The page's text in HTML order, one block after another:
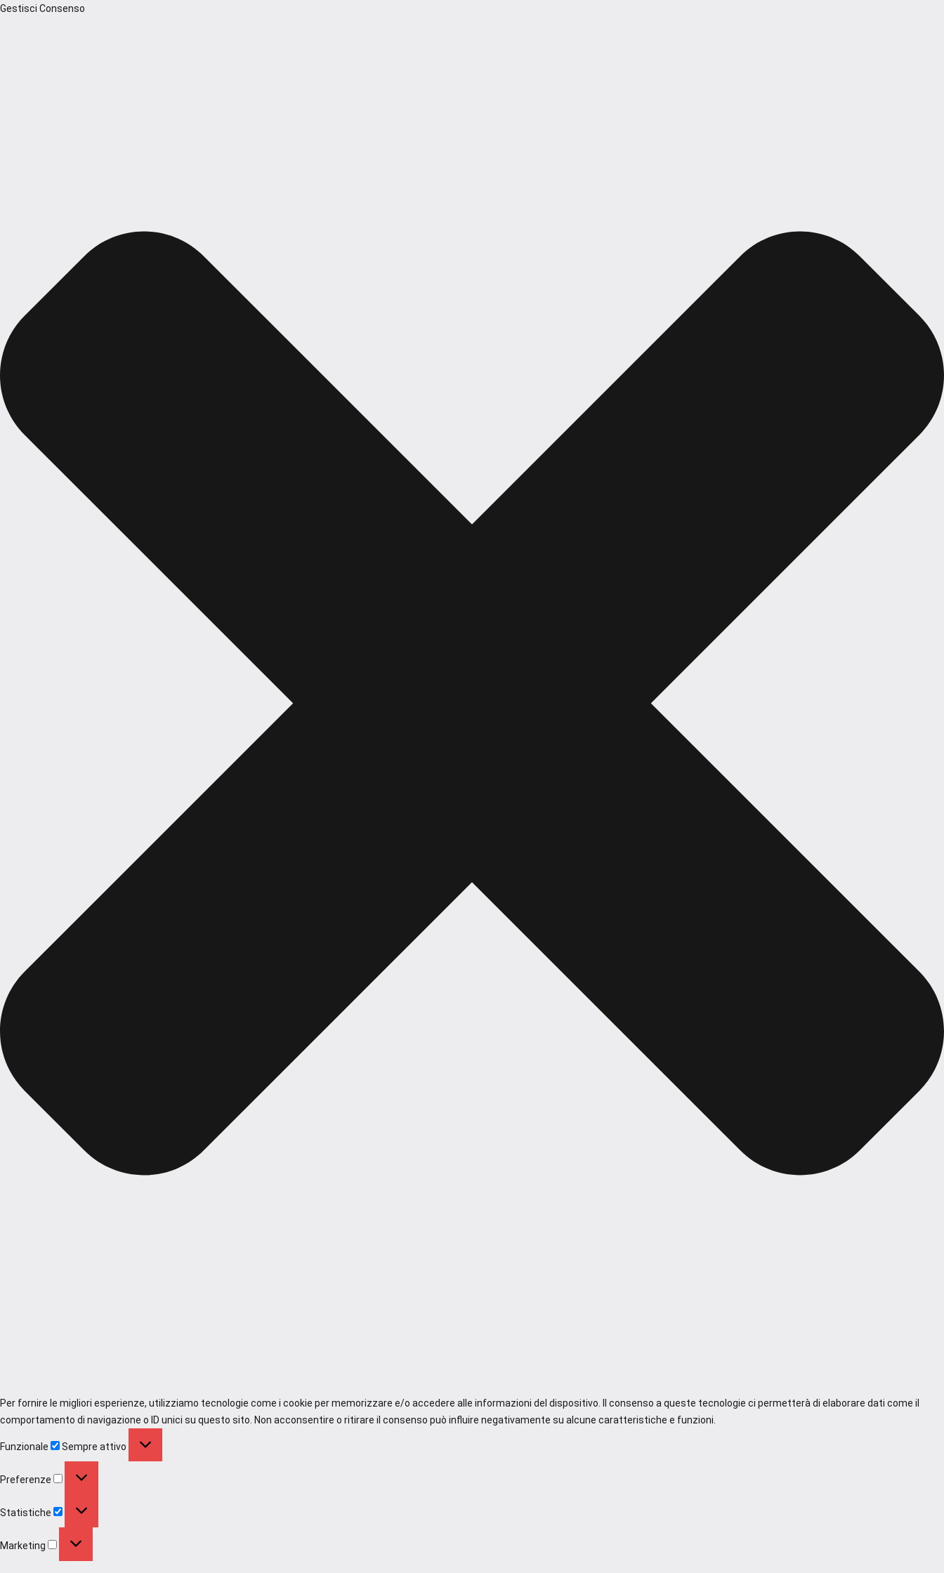
Gestisci Consenso
Per fornire le migliori esperienze, utilizziamo tecnologie come i cookie per memorizzare e/o accedere alle informazioni del dispositivo. Il consenso a queste tecnologie ci permetterà di elaborare dati come il
comportamento di navigazione o ID unici su questo sito. Non acconsentire o ritirare il consenso può influire negativamente su alcune caratteristiche e funzioni.
Funzionale
Sempre attivo
Preferenze
Statistiche
Marketing